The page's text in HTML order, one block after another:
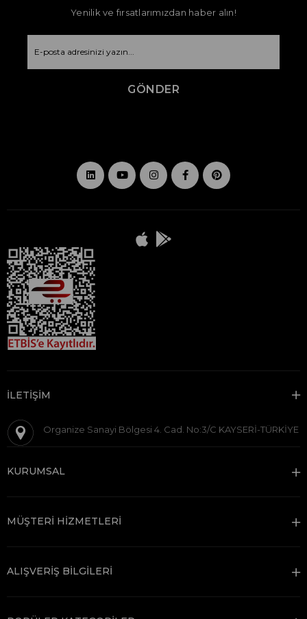
Yenilik ve fırsatlarımızdan haber alın!
GÖNDER
İLETİŞİM
Organize Sanayi Bölgesi 4. Cad. No:3/C KAYSERİ-TÜRKİYE
KURUMSAL
MÜŞTERİ HİZMETLERİ
ALIŞVERİŞ BİLGİLERİ